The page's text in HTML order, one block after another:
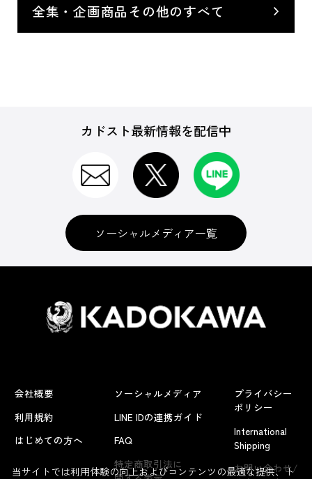
全集・企画商品その他のすべて
カドスト最新情報を配信中
ソーシャルメディア一覧
会社概要
利用規約
はじめての方へ
ソーシャルメディア
LINE IDの連携ガイド
FAQ
特定商取引法に
プライバシー
ポリシー
International
Shipping
お問い合わせ/
当サイトでは利用体験の向上およびコンテンツの最適な提供、ト